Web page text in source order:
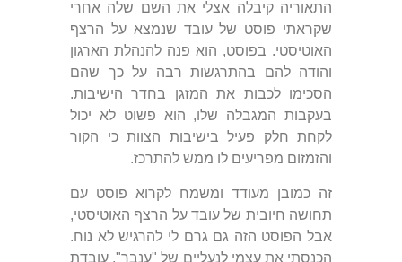
התאוריה קיבלה אצלי את השם שלה אחרי
שקראתי פוסט של עובד שנמצא על הרצף
האוטיסטי. בפוסט, הוא פנה להנהלת הארגון
והודה להם בהתרגשות רבה על כך שהם
הסכימו לכבות את המזגן בחדר הישיבות.
בעקבות המגבלה שלו, הוא פשוט לא יכול
לקחת חלק פעיל בישיבות הצוות כי הקור
והזמזום מפריעים לו ממש להתרכז.
זה כמובן מעודד ומשמח לקרוא פוסט עם
תחושה חיובית של עובד על הרצף האוטיסטי,
אבל הפוסט הזה גם גרם לי להרגיש לא נוח.
הכנסתי את עצמי לנעליים של "ענבר", עובדת